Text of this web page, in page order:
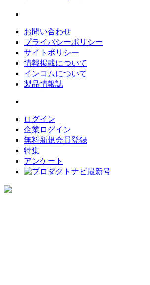
お問い合わせ
プライバシーポリシー
サイトポリシー
情報掲載について
インコムについて
製品情報誌
ログイン
企業ログイン
無料新規会員登録
特集
アンケート